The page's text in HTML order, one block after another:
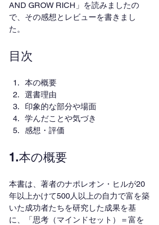
AND GROW RICH」を読みましたの
で、その感想とレビューを書きまし
た。
目次
本の概要
選書理由
印象的な部分や場面
学んだことや気づき
感想・評価
1.本の概要
本書は、著者のナポレオン・ヒルが20
年以上かけて500人以上の自力で富を築
いた成功者たちを研究した成果を基
に、「思考（マインドセット）＝富を